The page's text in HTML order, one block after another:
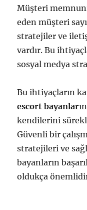
Müşteri
eden müşteri
stratejiler ve
vardır. Bu
sosyal medya
Bu ihtiyaçların
escort bayanlar
kendilerini
Güvenli bir
stratejileri ve
bayanların
oldukça